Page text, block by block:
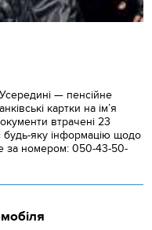
— пенсійне
картки на ім’я
втрачені 23
яку інформацію щодо
за номером: 050-43-50-